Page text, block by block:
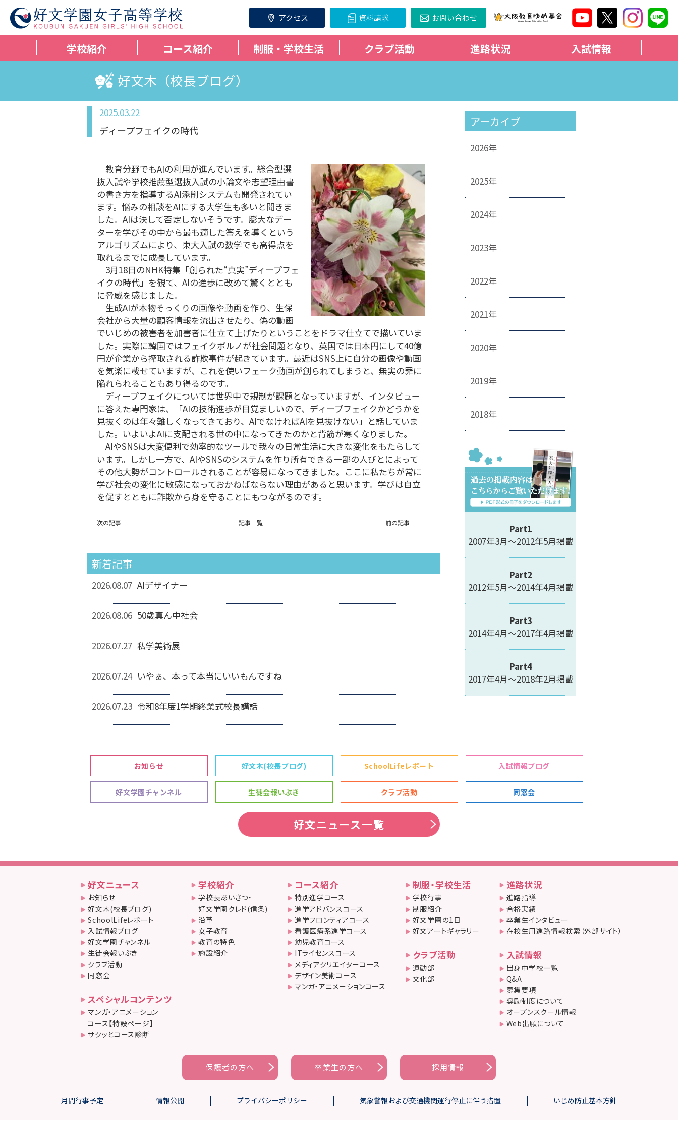
アクセス 資料請求 お問い合わせ
学校紹介 コース紹介 制服・学校生活 クラブ活動 進路状況 入試情報
好文木（校長ブログ）
2025.03.22
ディープフェイクの時代
教育分野でもAIの利用が進んでいます。総合型選
抜入試や学校推薦型選抜入試の小論文や志望理由書
の書き方を指導するAI添削システムも開発されてい
ます。悩みの相談をAIにする大学生も多いと聞きま
した。AIは決して否定しないそうです。膨大なデー
ターを学びその中から最も適した答えを導くという
アルゴリズムにより、東大入試の数学でも高得点を
取れるまでに成長しています。
3月18日のNHK特集「創られた“真実”ディープフェ
イクの時代」を観て、AIの進歩に改めて驚くととも
に脅威を感じました。
生成AIが本物そっくりの画像や動画を作り、生保
会社から大量の顧客情報を流出させたり、偽の動画
でいじめの被害者を加害者に仕立て上げたりということをドラマ仕立てで描いていま
した。実際に韓国ではフェイクポルノが社会問題となり、英国では日本円にして40億
円が企業から搾取される詐欺事件が起きています。最近はSNS上に自分の画像や動画
を気楽に載せていますが、これを使いフェーク動画が創られてしまうと、無実の罪に
陥れられることもあり得るのです。
ディープフェイクについては世界中で規制が課題となっていますが、インタビュー
に答えた専門家は、「AIの技術進歩が目覚ましいので、ディープフェイクかどうかを
見抜くのは年々難しくなってきており、AIでなければAIを見抜けない」と話していま
した。いよいよAIに支配される世の中になってきたのかと背筋が寒くなりました。
AIやSNSは大変便利で効率的なツールで我々の日常生活に大きな変化をもたらして
います。しかし一方で、AIやSNSのシステムを作り所有できる一部の人びとによって
その他大勢がコントロールされることが容易になってきました。ここに私たちが常に
学び社会の変化に敏感になっておかねばならない理由があると思います。学びは自立
を促すとともに詐欺から身を守ることにもつながるのです。
次の記事 記事一覧 前の記事
新着記事
2026.08.07 AIデザイナー
2026.08.06 50歳真ん中社会
2026.07.27 私学美術展
2026.07.24 いやぁ、本って本当にいいもんですね
2026.07.23 令和8年度1学期終業式校長講話
アーカイブ
2026年
2025年
2024年
2023年
2022年
2021年
2020年
2019年
2018年
Part1
2007年3月～2012年5月掲載
Part2
2012年5月～2014年4月掲載
Part3
2014年4月～2017年4月掲載
Part4
2017年4月～2018年2月掲載
お知らせ 好文木(校長ブログ) SchoolLifeレポート 入試情報ブログ
好文学園チャンネル 生徒会報いぶき クラブ活動 同窓会
好文ニュース一覧
好文ニュース
お知らせ
好文木(校長ブログ)
SchoolLifeレポート
入試情報ブログ
好文学園チャンネル
生徒会報いぶき
クラブ活動
同窓会
スペシャルコンテンツ
マンガ・アニメーション
コース【特設ページ】
サクッとコース診断
学校紹介
学校長あいさつ・
好文学園クレド(信条)
沿革
女子教育
教育の特色
施設紹介
コース紹介
特別進学コース
進学アドバンスコース
進学フロンティアコース
看護医療系進学コース
幼児教育コース
ITライセンスコース
メディアクリエイターコース
デザイン美術コース
マンガ・アニメーションコース
制服・学校生活
学校行事
制服紹介
好文学園の1日
好文アートギャラリー
クラブ活動
運動部
文化部
進路状況
進路指導
合格実績
卒業生インタビュー
在校生用進路情報検索（外部サイト）
入試情報
出身中学校一覧
Q&A
募集要項
奨励制度について
オープンスクール情報
Web出願について
保護者の方へ 卒業生の方へ 採用情報
月間行事予定 情報公開 プライバシーポリシー 気象警報および交通機関運行停止に伴う措置 いじめ防止基本方針